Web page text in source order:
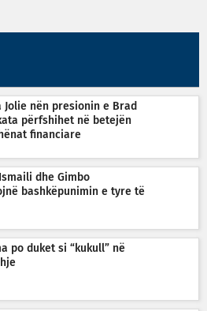
Jolie nën presionin e Brad
përfshihet në betejën
financiare
dhe Gimbo
bashkëpunimin e tyre të
po duket si “kukull” në